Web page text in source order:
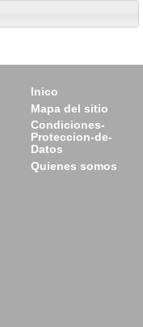
Inico
Mapa del sitio
Condiciones-
Proteccion-de-
Datos
Quienes somos